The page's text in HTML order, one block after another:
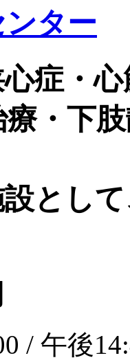
症・
・下
とし
/ 午後